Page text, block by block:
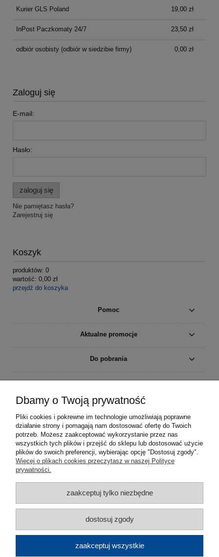
Kurier GLS Poland 19,00 zł
InPost Paczkomaty 24/7 23,50 zł
odbiór osobisty(odbiór w siedzibie firmy) 0,00 zł
Zaloguj się
E-mail:
Hasło:
zaloguj się
Nie pamiętasz hasła?
Zarejestruj się
Koszyk
produktów: 0
wartość: 0,00 zł
przejdź do koszyka
Pomoc
Aktualne promocje
Do pobrania
Płatności i dostawa
Informacje
O nas
Dbamy o Twoją prywatność
Pliki cookies i pokrewne im technologie umożliwiają poprawne
działanie strony i pomagają nam dostosować ofertę do Twoich
potrzeb. Możesz zaakceptować wykorzystanie przez nas
wszystkich tych plików i przejść do sklepu lub dostosować użycie
plików do swoich preferencji, wybierając opcję "Dostosuj zgody".
Więcej o plikach cookies przeczytasz w naszej Polityce
prywatności.
zaakceptuj tylko niezbędne
dostosuj zgody
zaakceptuj wszystkie